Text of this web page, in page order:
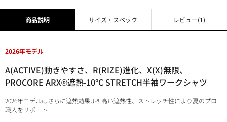
商品説明
2026年モデル
A(ACTIVE)動きやすさ、R(RIZE)進化、X(X)無限、
PROCORE ARX®遮熱‐10°C STRETCH半袖ワークシャツ
2026年モデルはさらに遮熱効果UP! 高い遮熱性、ストレッチ性により夏のプロ
職人をサポート
サイズ・スペック レビュー(1)